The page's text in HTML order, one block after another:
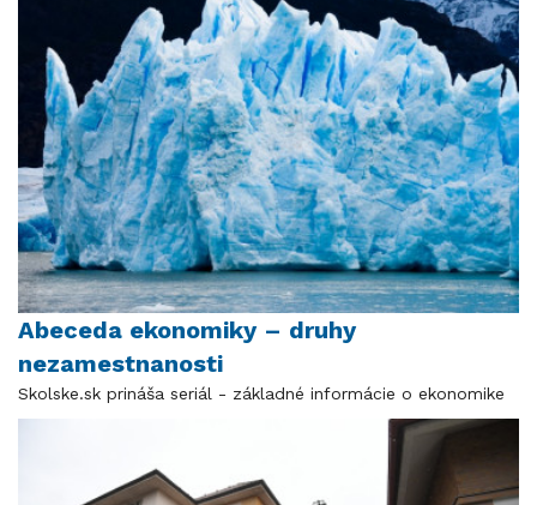
Abeceda ekonomiky – druhy
nezamestnanosti
Skolske.sk prináša seriál - základné informácie o ekonomike